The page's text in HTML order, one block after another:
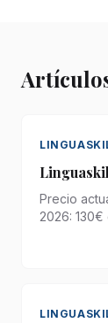
Precio
2026: